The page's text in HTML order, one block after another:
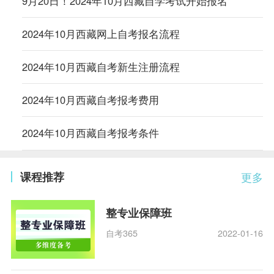
2024年10月西藏网上自考报名流程
2024年10月西藏自考新生注册流程
2024年10月西藏自考报考费用
2024年10月西藏自考报考条件
更多
课程推荐
整专业保障班
自考365 2022-01-16